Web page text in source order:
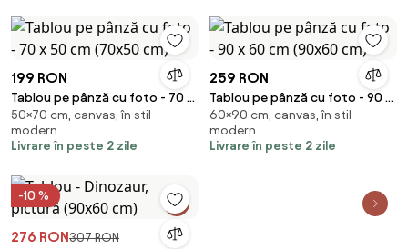
199 RON
Tablou pe pânză cu foto - 70 x
50 cm (70x50 cm)
50×70 cm, canvas, în stil
modern
Livrare în peste 2 zile
259 RON
Tablou pe pânză cu foto - 90 x
60 cm (90x60 cm)
60×90 cm, canvas, în stil
modern
Livrare în peste 2 zile
-10 %
276 RON307 RON